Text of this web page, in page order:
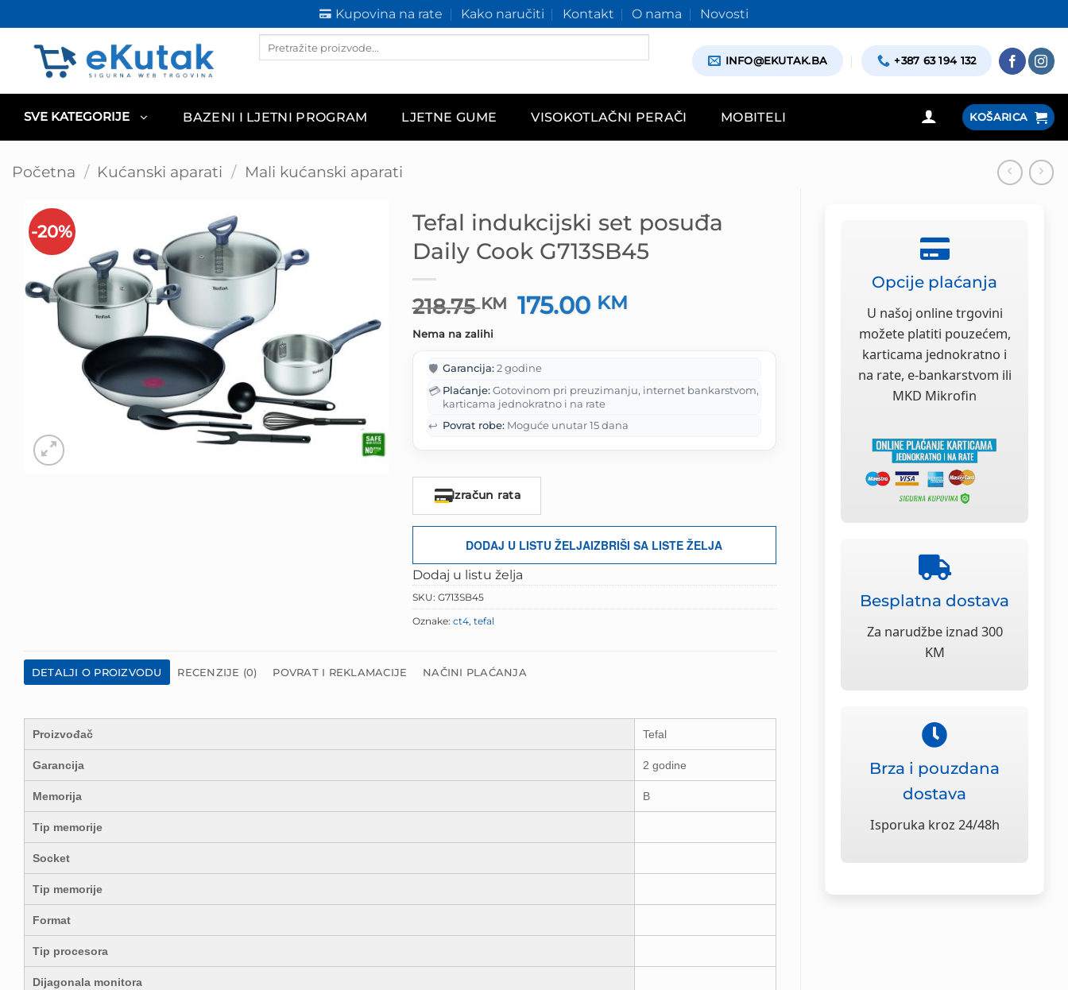
to
content
Kupovina na rate Kako naručiti Kontakt O nama Novosti
Products
INFO@EKUTAK.BA +387 63 194 132
SVE KATEGORIJE BAZENI I LJETNI PROGRAM LJETNE GUME VISOKOTLAČNI PERAČI MOBITELI KOŠARICA
Početna / Kućanski aparati / Mali kućanski aparati
Opcije plaćanja
U našoj online trgovini
možete platiti pouzećem,
karticama jednokratno i
na rate, e-bankarstvom ili
MKD Mikrofin
Besplatna dostava
Za narudžbe iznad 300
KM
Brza i pouzdana
dostava
Isporuka kroz 24/48h
-20%
Tefal indukcijski set posuđa
Daily Cook G713SB45
218.75KM Izvorna
cijena
je:
218.75 KM.
175.00 KM
Nema na zalihi
🛡️ Garancija:2 godine
💳 Plaćanje:Gotovinom pri preuzimanju, internet bankarstvom,
karticama jednokratno i na rate
↩️ Povrat robe:Moguće unutar 15 dana
Izračun rata
DODAJ U LISTU ŽELJAIZBRIŠI SA LISTE ŽELJA
Dodaj u listu želja
SKU: G713SB45
Oznake: ct4, tefal
DETALJI O PROIZVODU RECENZIJE (0) POVRAT I REKLAMACIJE NAČINI PLAĆANJA
Proizvođač Tefal
Garancija 2 godine
Memorija B
Tip memorije
Socket
Tip memorije
Format
Tip procesora
Dijagonala monitora